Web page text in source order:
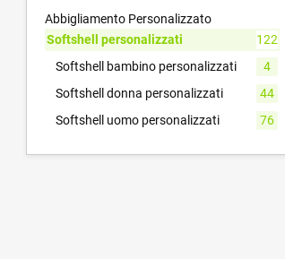
Abbigliamento Personalizzato
Softshell personalizzati
122
Softshell bambino personalizzati
4
Softshell donna personalizzati
44
Softshell uomo personalizzati
76